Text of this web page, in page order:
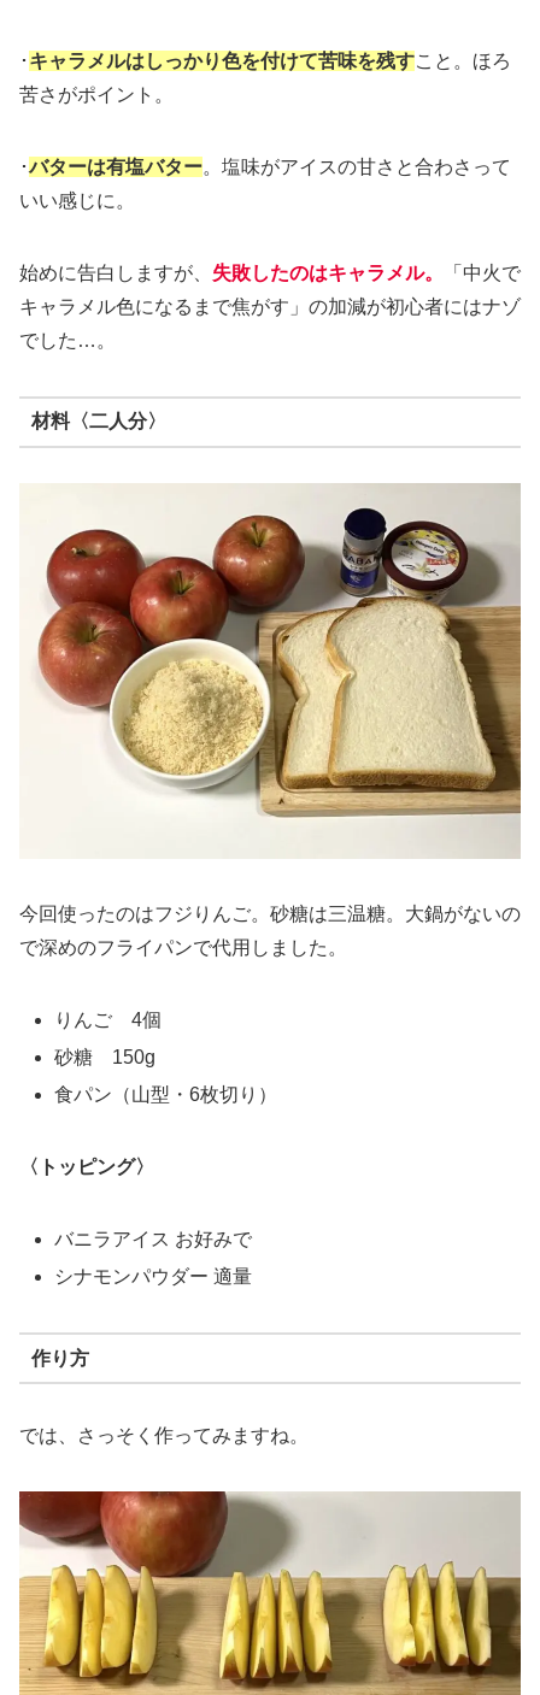
･ キャラメルはしっかり色を付けて苦味を残すこと。ほろ
苦さがポイント。
･バターは有塩バター。塩味がアイスの甘さと合わさって
いい感じに。
始めに告白しますが、 失敗したのはキャラメル。
「中火で
キャラメル色になるまで焦がす」の加減が初心者にはナゾ
でした…。
材料〈二人分〉
今回使ったのはフジりんご。砂糖は三温糖。大鍋がないの
で深めのフライパンで代用しました。
りんご 4個
砂糖 150g
食パン（山型・6枚切り）
〈トッピング〉
バニラアイス お好みで
シナモンパウダー 適量
作り方
では、さっそく作ってみますね。